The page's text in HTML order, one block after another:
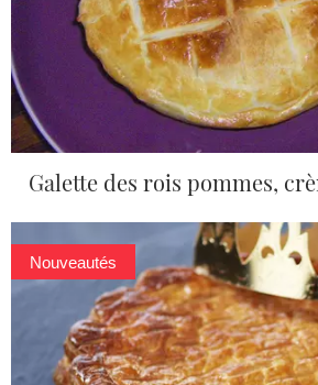
Galette des rois pommes,
Nouveautés